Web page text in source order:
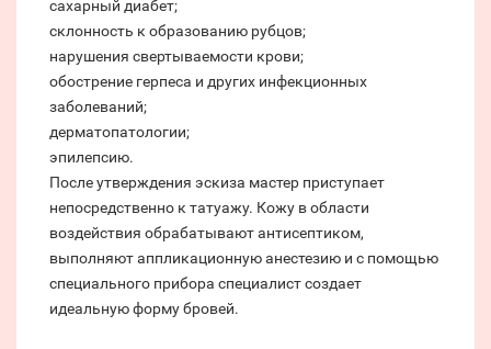
сахарный диабет;
склонность к образованию рубцов;
нарушения свертываемости крови;
обострение герпеса и других инфекционных
заболеваний;
дерматопатологии;
эпилепсию.
После утверждения эскиза мастер приступает
непосредственно к татуажу. Кожу в области
воздействия обрабатывают антисептиком,
выполняют аппликационную анестезию и с помощью
специального прибора специалист создает
идеальную форму бровей.